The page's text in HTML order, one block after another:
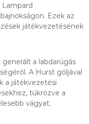
Lampard
Ezek az
játékvezetésének
a labdarúgás
A Hurst góljával
a játékvezetési
tükrözve a
vágyat.